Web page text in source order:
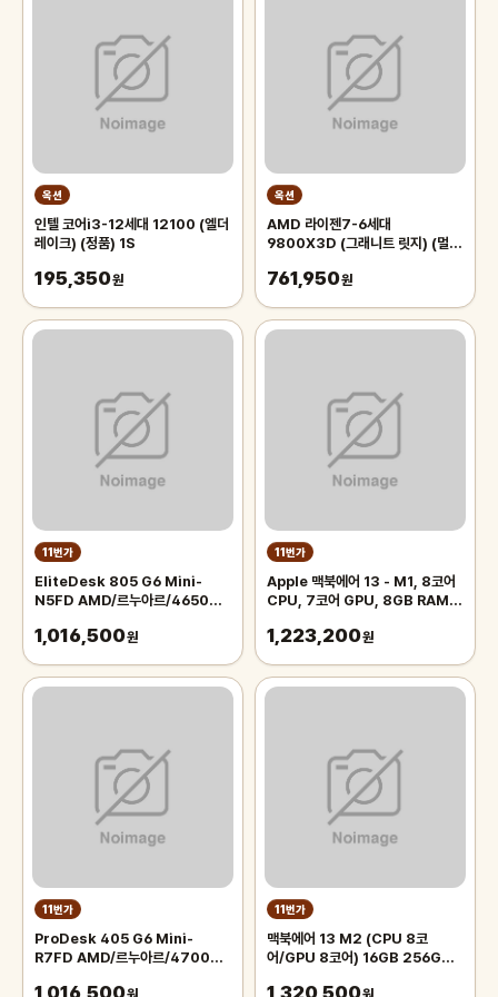
옥션
인텔 코어i3-12세대 12100 (엘더
레이크) (정품) 1S
195,350원
옥션
AMD 라이젠7-6세대
9800X3D (그래니트 릿지) (멀티
761,950원
11번가
EliteDesk 805 G6 Mini-
N5FD AMD/르누아르/4650G
512G SSD/FreeDOS
1,016,500원
11번가
Apple 맥북에어 13 - M1, 8코어
CPU, 7코어 GPU, 8GB RAM,
문키
1,223,200원
11번가
ProDesk 405 G6 Mini-
R7FD AMD/르누아르/4700GE
1,016,500
11번가
맥북에어 13 M2 (CPU 8코
어/GPU 8코어) 16GB 256GB
1,320,500